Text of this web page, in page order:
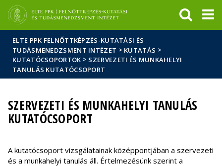
Hírek
Események
ELTE a
sajtóban
ELTE PPK FELNŐTTKÉPZÉS-KUTATÁSI ÉS
TUDÁSMENEDZSMENT INTÉZET > KUTATÁS >
KUTATÓCSOPORTOK > SZERVEZETI ÉS MUNKAHELYI
TANULÁS KUTATÓCSOPORT
SZERVEZETI ÉS MUNKAHELYI TANULÁS
KUTATÓCSOPORT
A kutatócsoport vizsgálatainak középpontjában a szervezeti
és a munkahelyi tanulás áll. Értelmezésünk szerint a